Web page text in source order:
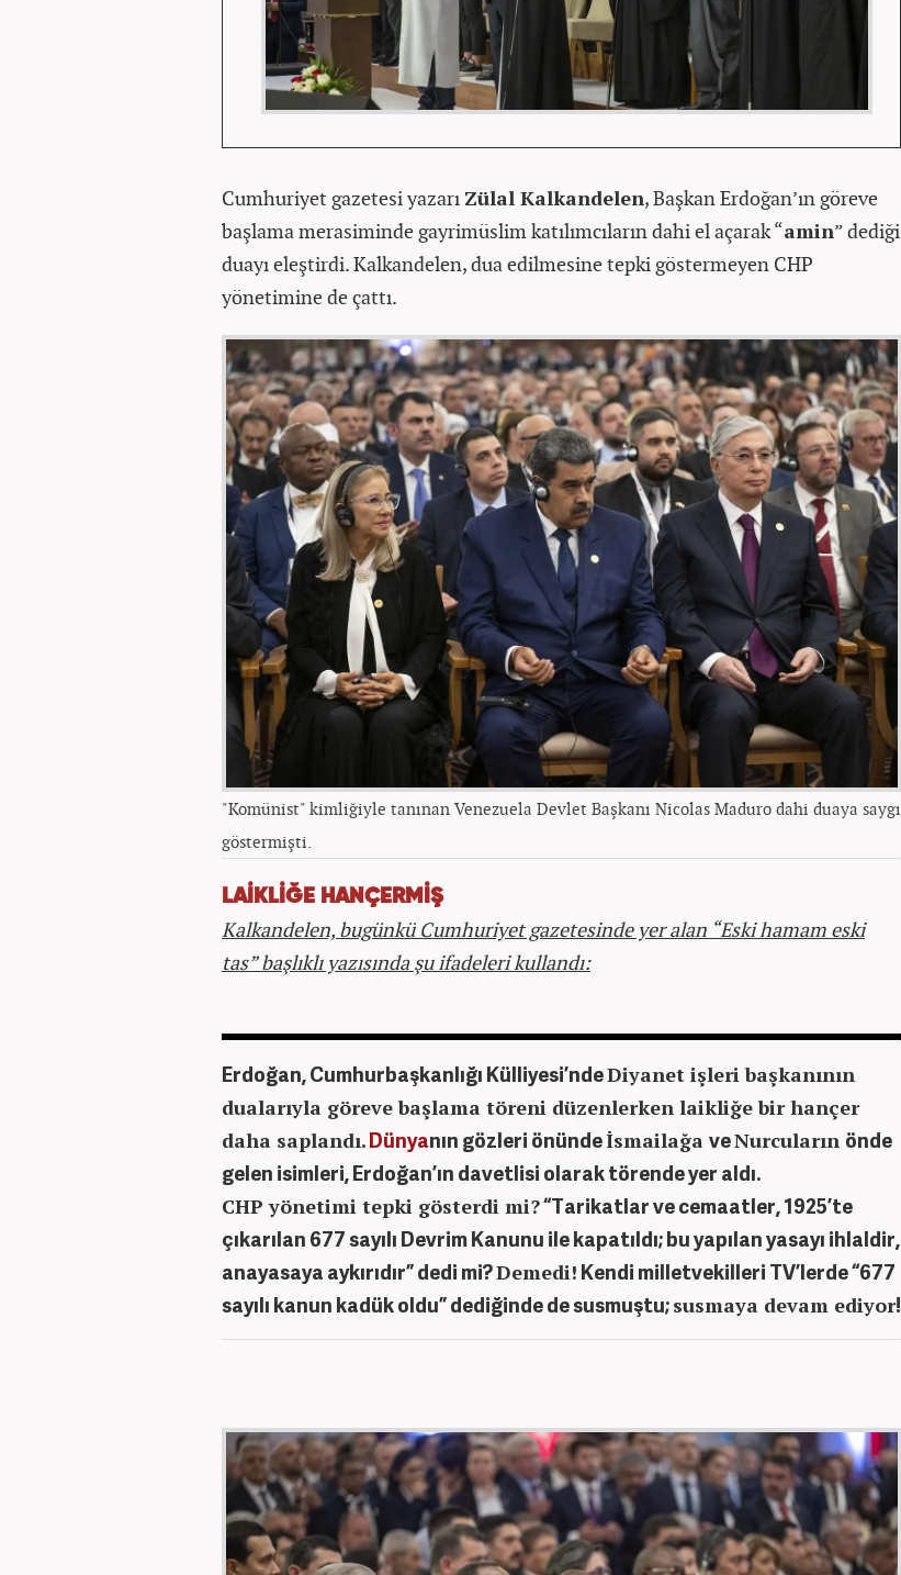
Cumhuriyet gazetesi yazarı Zülal Kalkandelen, Başkan Erdoğan’ın göreve
başlama merasiminde gayrimüslim katılımcıların dahi el açarak “amin” dediği
duayı eleştirdi. Kalkandelen, dua edilmesine tepki göstermeyen CHP
yönetimine de çattı.
"Komünist" kimliğiyle tanınan Venezuela Devlet Başkanı Nicolas Maduro dahi duaya saygı
göstermişti.
LAİKLİĞE HANÇERMİŞ
Kalkandelen, bugünkü Cumhuriyet gazetesinde yer alan “Eski hamam eski
tas” başlıklı yazısında şu ifadeleri kullandı:
Erdoğan, Cumhurbaşkanlığı Külliyesi’ndeDiyanet işleri başkanının
dualarıyla göreve başlama töreni düzenlerken laikliğe bir hançer
daha saplandı.Dünyanın gözleri önündeİsmailağa veNurcuların önde
gelen isimleri, Erdoğan’ın davetlisi olarak törende yer aldı.
CHP yönetimi tepki gösterdi mi?“Tarikatlar ve cemaatler, 1925’te
çıkarılan 677 sayılı Devrim Kanunu ile kapatıldı; bu yapılan yasayı ihlaldir,
anayasaya aykırıdır” dedi mi?Demedi! Kendi milletvekilleri TV’lerde “677
sayılı kanun kadük oldu” dediğinde de susmuştu;susmaya devam ediyor!